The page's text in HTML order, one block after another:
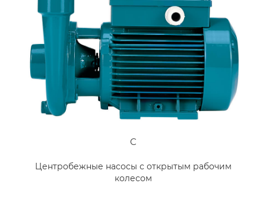
C
Центробежные насосы с открытым рабочим
колесом